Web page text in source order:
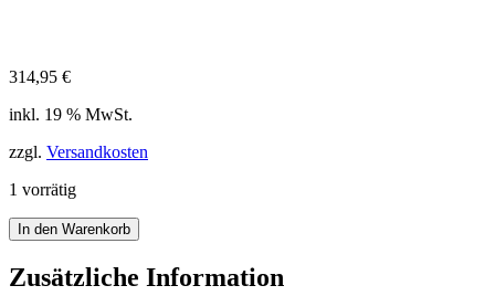
314,95 €
inkl. 19 % MwSt.
zzgl. Versandkosten
1 vorrätig
Citizen
Promaster
Marine
TaucherUhr
In den Warenkorb
Zusätzliche Information